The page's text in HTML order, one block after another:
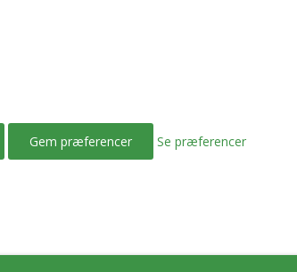
Gem præferencer Se præferencer